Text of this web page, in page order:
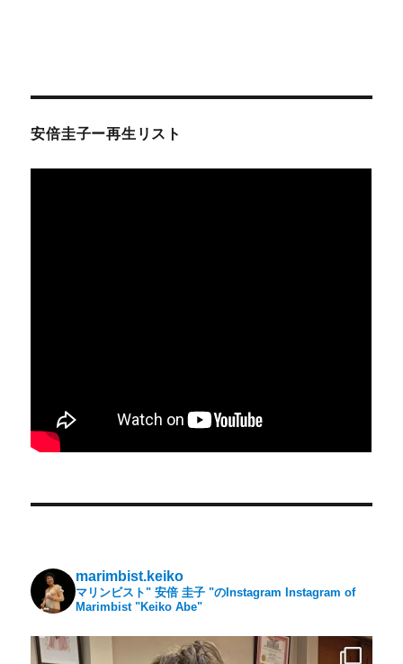
安倍圭子ー再生リスト
marimbist.keiko
マリンビスト" 安倍 圭子 "のInstagram Instagram of
Marimbist "Keiko Abe"